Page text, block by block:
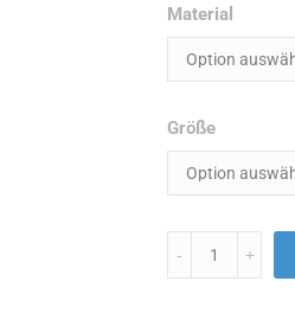
Material
Größe
Menge